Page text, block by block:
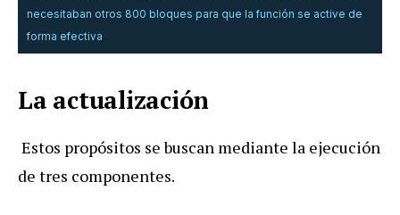
necesitaban otros 800 bloques para que la función se active de
forma efectiva
La actualización
Estos propósitos se buscan mediante la ejecución
de tres componentes.